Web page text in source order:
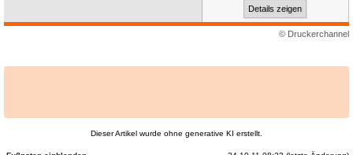
Details zeigen
© Druckerchannel
Dieser Artikel wurde ohne generative KI erstellt.